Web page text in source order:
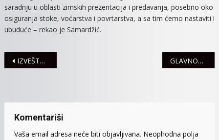
saradnju u oblasti zimskih prezentacija i predavanja, posebno oko
osiguranja stoke, voćarstva i povrtarstva, a sa tim ćemo nastaviti i
ubuduće – rekao je Samardžić.
Navigacija
IZVEŠTAJ IZ POLICIJE GLAVNOM I ODGOVORNOM UREDNIKU SREMSKIH NOVINA NAGRADA „DIMITRIJE DAVIDOVIĆ“
Komentariši
Vaša email adresa neće biti objavljivana. Neophodna polja